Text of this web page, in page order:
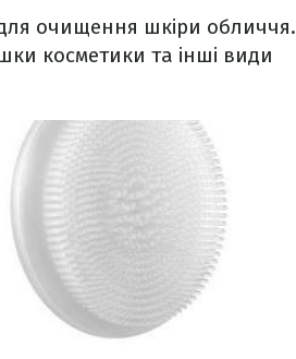
очищення шкіри обличчя.
косметики та інші види